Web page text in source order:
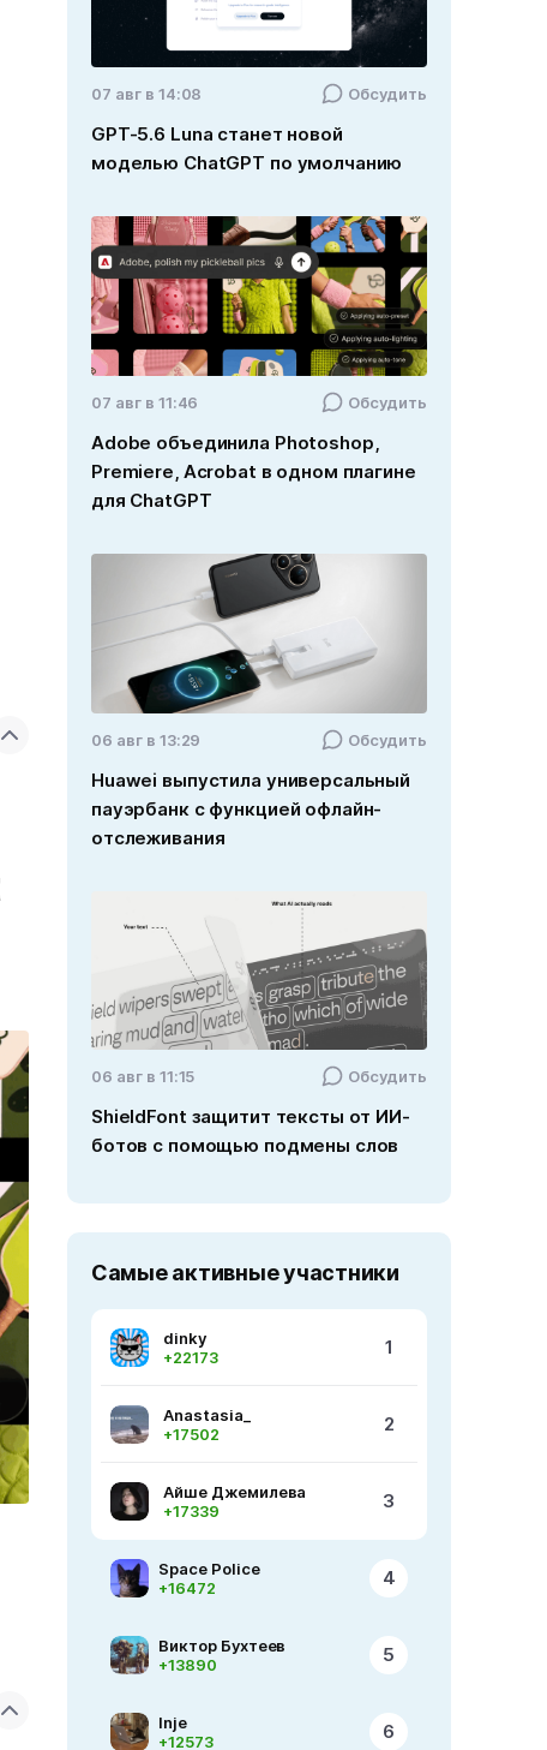
07 авг в 14:08 Обсудить
GPT-5.6 Luna станет новой
моделью ChatGPT по умолчанию
07 авг в 11:46 Обсудить
Adobe объединила Photoshop,
Premiere, Acrobat в одном плагине
для ChatGPT
06 авг в 13:29 Обсудить
Huawei выпустила универсальный
пауэрбанк с функцией офлайн-
отслеживания
06 авг в 11:15 Обсудить
ShieldFont защитит тексты от ИИ-
ботов с помощью подмены слов
Самые активные участники
dinky
+22173
1
Anastasia_
+17502
2
Айше Джемилева
+17339
3
Space Police
+16472
4
Виктор Бухтеев
+13890
5
Inje
+12573
6